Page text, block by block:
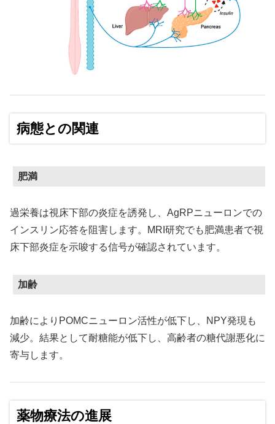
病態との関連
肥満
過栄養は視床下部の炎症を誘発し、AgRPニューロンでの
インスリン応答を阻害します。MRI研究でも肥満患者で視
床下部炎症を示唆する信号が確認されています。
加齢
加齢によりPOMCニューロン活性が低下し、NPY発現も
減少。結果として耐糖能が低下し、高齢者の糖代謝悪化に
寄与します。
薬物療法の進展